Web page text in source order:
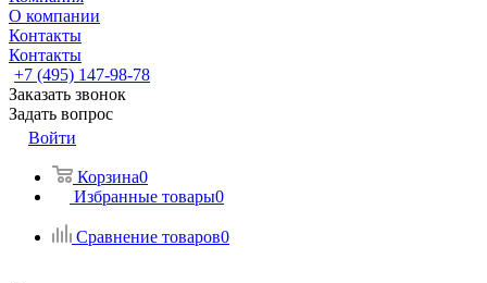
О компании
Контакты
Контакты
+7 (495) 147-98-78
Заказать звонок
Задать вопрос
Войти
Корзина0
Избранные товары0
Сравнение товаров0